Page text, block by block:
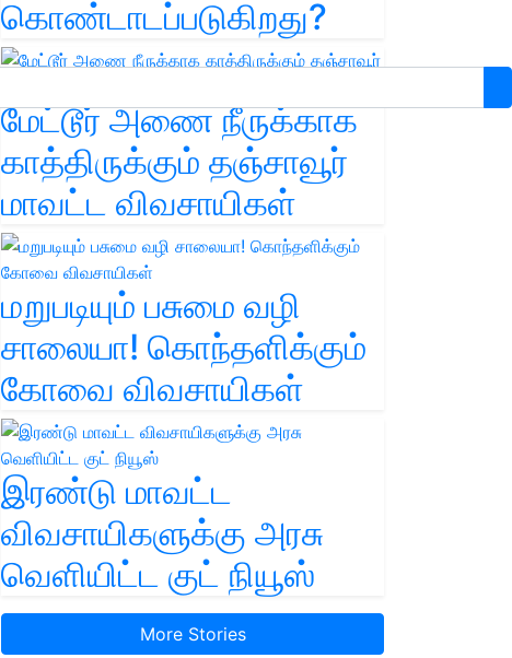
கொண்டாடப்படுகிறது?
மேட்டூர் அணை நீருக்காக
காத்திருக்கும் தஞ்சாவூர்
மாவட்ட விவசாயிகள்
மறுபடியும் பசுமை வழி
சாலையா! கொந்தளிக்கும்
கோவை விவசாயிகள்
இரண்டு மாவட்ட
விவசாயிகளுக்கு அரசு
வெளியிட்ட குட் நியூஸ்
More Stories